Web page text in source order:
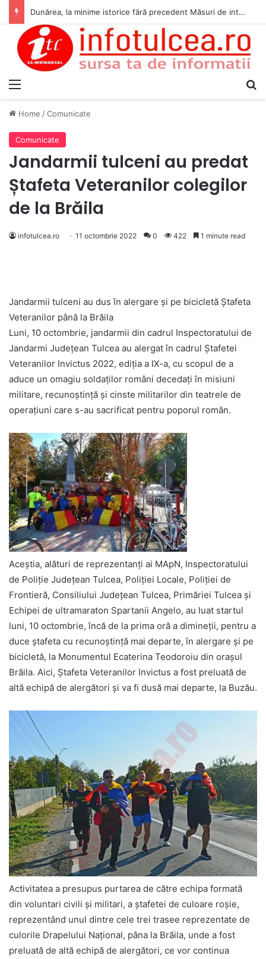
Dunărea, la minime istorice fără precedent Măsuri de intervenție pentru menținerea debitelor minime, necesare pentru producția de energie nucleară
Home /Comunicate
Comunicate
Jandarmii tulceni au predat
Ștafeta Veteranilor colegilor
de la Brăila
infotulcea.ro 11 octombrie 2022 0 422 1 minute read
Jandarmii tulceni au dus în alergare și pe bicicletă Ștafeta
Veteranilor până la Brăila
Luni, 10 octombrie, jandarmii din cadrul Inspectoratului de
Jandarmi Județean Tulcea au alergat în cadrul Ștafetei
Veteranilor Invictus 2022, ediția a IX-a, cu scopul de a
aduce un omagiu soldaților români decedați în misiuni
militare, recunoștință și cinste militarilor din teatrele de
operațiuni care s-au sacrificat pentru poporul român.
Aceștia, alături de reprezentanți ai MApN, Inspectoratului
de Poliție Județean Tulcea, Poliției Locale, Poliției de
Frontieră, Consiliului Județean Tulcea, Primăriei Tulcea și
Echipei de ultramaraton Spartanii Angelo, au luat startul
luni, 10 octombrie, încă de la prima oră a dimineții, pentru a
duce ștafeta cu recunoștință mai departe, în alergare și pe
bicicletă, la Monumentul Ecaterina Teodoroiu din orașul
Brăila. Aici, Ștafeta Veteranilor Invictus a fost preluată de
altă echipă de alergători și va fi dusă mai departe, la Buzău.
Activitatea a presupus purtarea de către echipa formată
din voluntari civili și militari, a ștafetei de culoare roșie,
reprezentând unul dintre cele trei trasee reprezentate de
culorile Drapelului Național, pâna la Brăila, unde a fost
preluată de altă echipă de alergători, ce vor continua